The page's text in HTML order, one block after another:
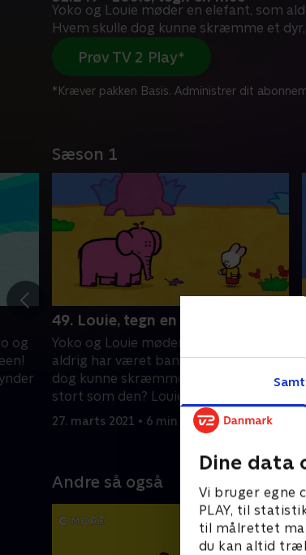
Dine data
Vi bruger egne
PLAY, til
til målrettet
du kan altid
Yoko og Louie møder en elefant, som
Hvem skulle dog kunne skræmme et
Prøv TV 2 Play*
*Kræver pakken Basis. Administrer dit
Sæson 1
og
49. Louie, tegn en mus
Yoko og Louie møder en elefant, som
aldrig har været bange. Hvem skulle
dog kunne skræmme et dyr, der er så
stort som den? Louie tegner en mus.
27. marts 2021 • 6 min
Andre så også